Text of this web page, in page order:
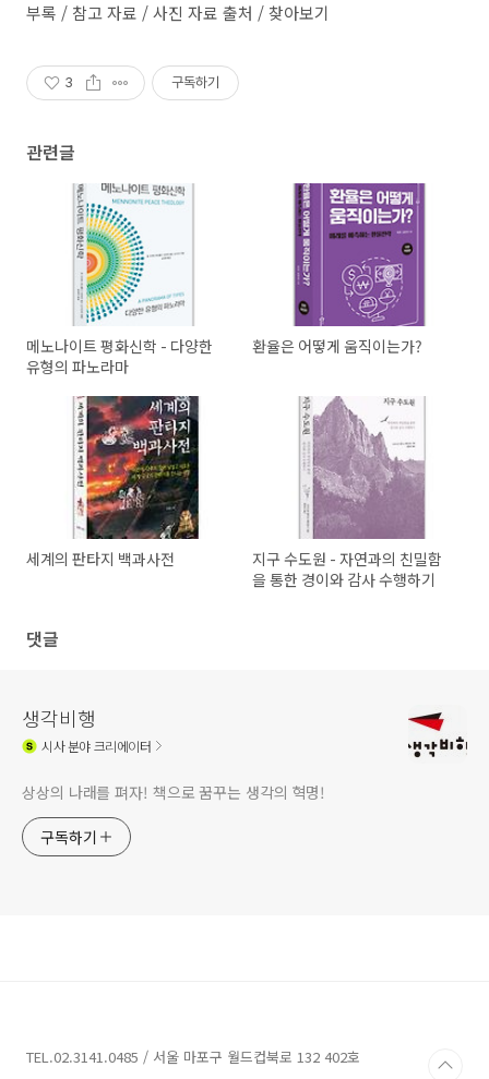
부록 / 참고 자료 / 사진 자료 출처 / 찾아보기
3 구독하기
관련글
메노나이트 평화신학 - 다양한
유형의 파노라마
환율은 어떻게 움직이는가?
세계의 판타지 백과사전
지구 수도원 - 자연과의 친밀함
을 통한 경이와 감사 수행하기
댓글
생각비행
시사분야 크리에이터
상상의 나래를 펴자! 책으로 꿈꾸는 생각의 혁명!
구독하기
TEL.02.3141.0485 / 서울 마포구 월드컵북로 132 402호